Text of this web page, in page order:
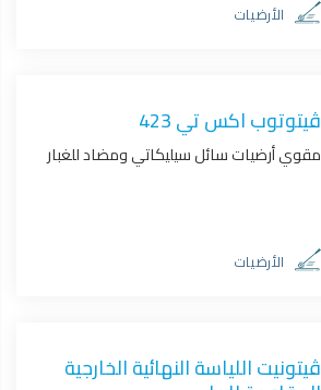
الأرضيات
ڤيتوتوب اكس تي 423
مقوي أرضيات سائل سيليكاتي ومضاد للغبار
الأرضيات
ڤيتونيت اللياسة النهائية الخارجية